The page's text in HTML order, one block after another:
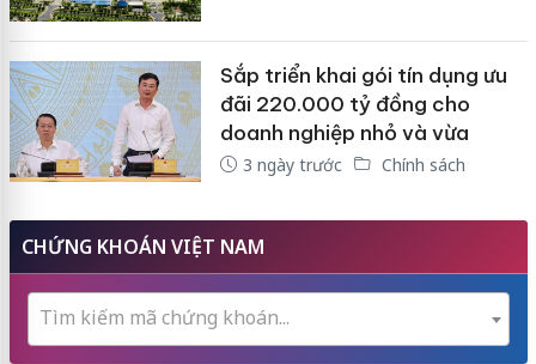
Sắp triển khai gói tín dụng ưu
đãi 220.000 tỷ đồng cho
doanh nghiệp nhỏ và vừa
3 ngày trước Chính sách
CHỨNG KHOÁN VIỆT NAM
Tìm kiếm mã chứng khoán...